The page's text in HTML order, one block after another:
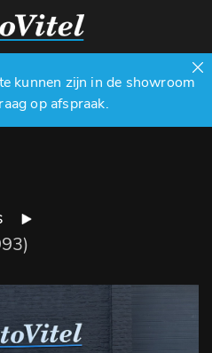
kunnen zijn in de showroom
op afspraak.